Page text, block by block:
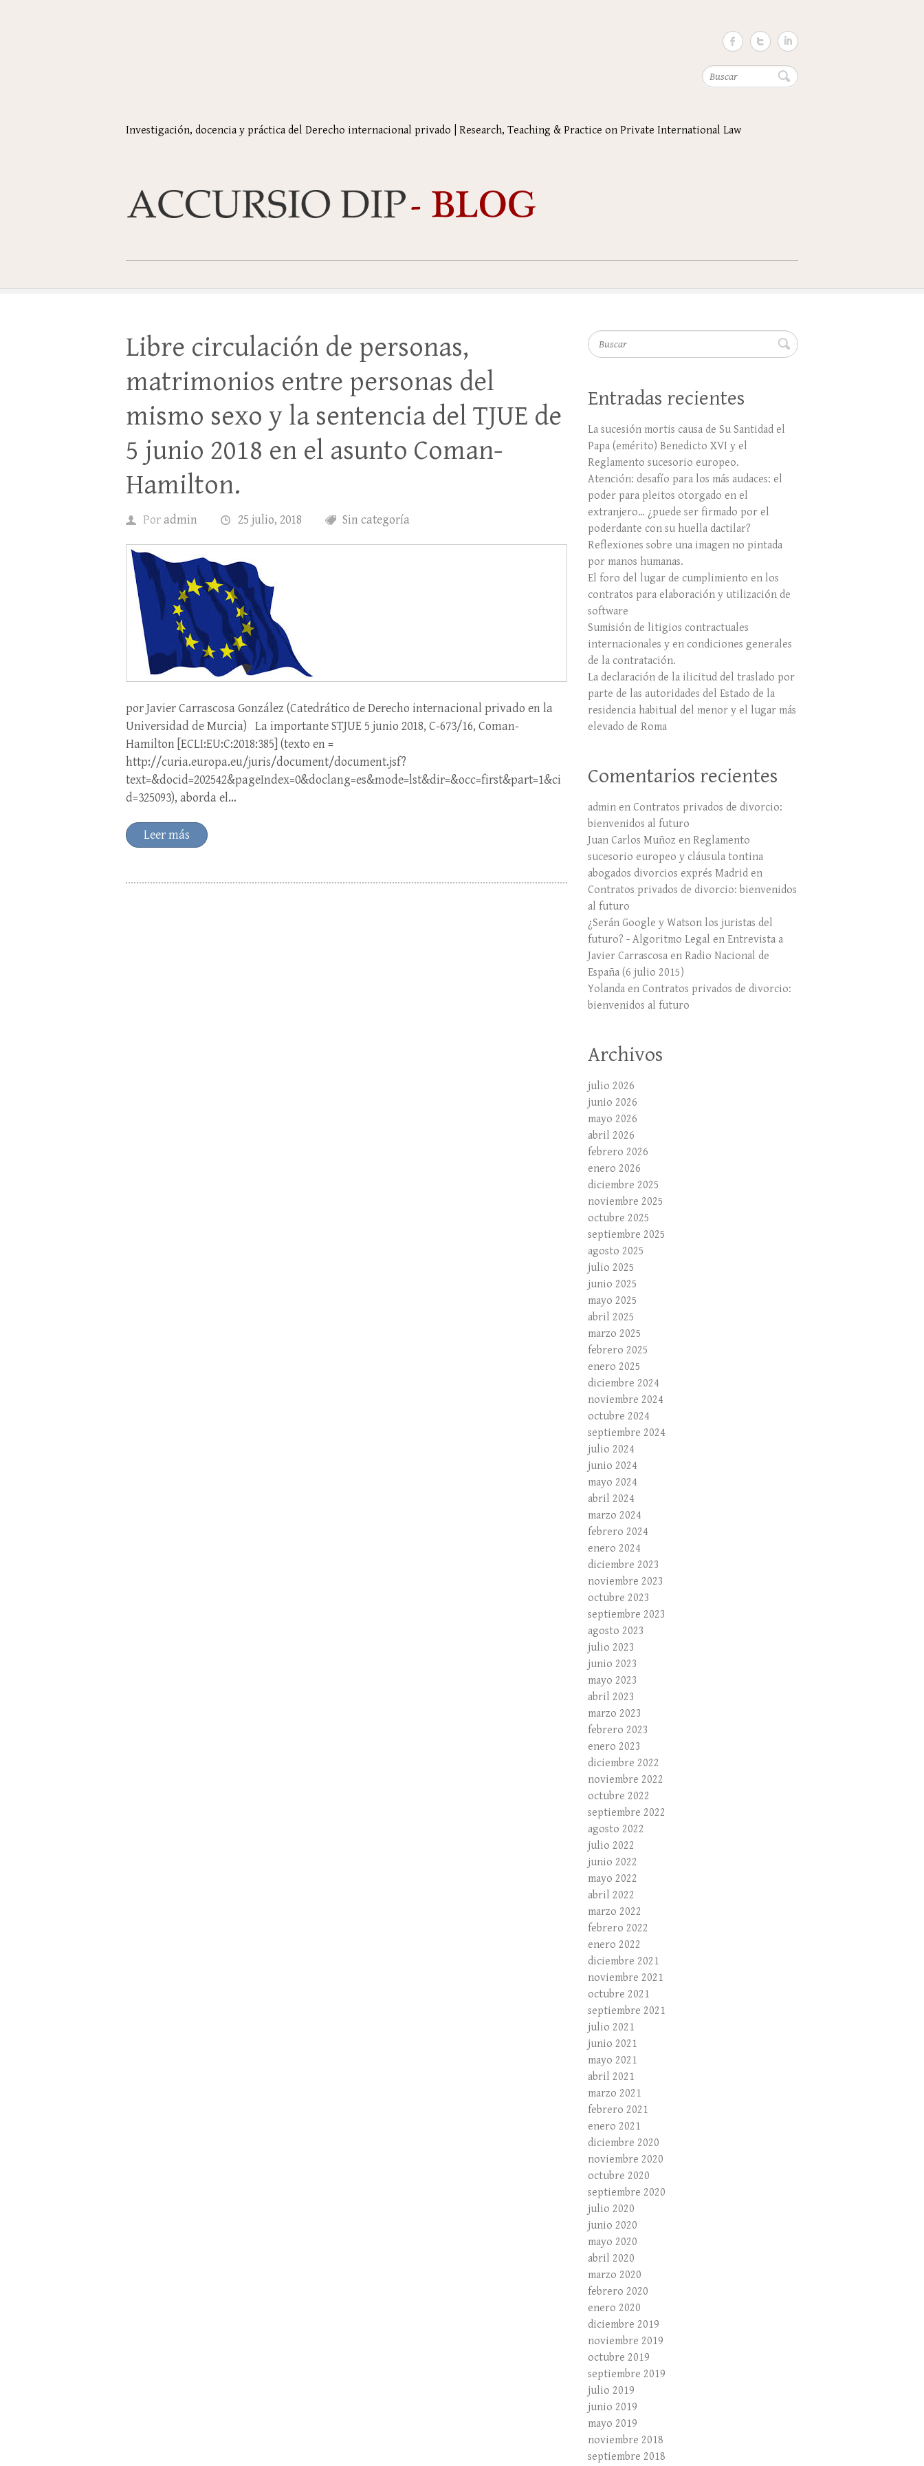
Buscar
Investigación, docencia y práctica del Derecho internacional privado | Research, Teaching & Practice on Private International Law
Libre circulación de personas,
matrimonios entre personas del
mismo sexo y la sentencia del TJUE de
5 junio 2018 en el asunto Coman-
Hamilton.
Por admin 25 julio, 2018 Sin categoría
por Javier Carrascosa González (Catedrático de Derecho internacional privado en la
Universidad de Murcia) La importante STJUE 5 junio 2018, C-673/16, Coman-
Hamilton [ECLI:EU:C:2018:385] (texto en =
http://curia.europa.eu/juris/document/document.jsf?
text=&docid=202542&pageIndex=0&doclang=es&mode=lst&dir=&occ=first&part=1&ci
d=325093), aborda el…
Leer más
Buscar
Entradas recientes
La sucesión mortis causa de Su Santidad el
Papa (emérito) Benedicto XVI y el
Reglamento sucesorio europeo.
Atención: desafío para los más audaces: el
poder para pleitos otorgado en el
extranjero… ¿puede ser firmado por el
poderdante con su huella dactilar?
Reflexiones sobre una imagen no pintada
por manos humanas.
El foro del lugar de cumplimiento en los
contratos para elaboración y utilización de
software
Sumisión de litigios contractuales
internacionales y en condiciones generales
de la contratación.
La declaración de la ilicitud del traslado por
parte de las autoridades del Estado de la
residencia habitual del menor y el lugar más
elevado de Roma
Comentarios recientes
adminen Contratos privados de divorcio:
bienvenidos al futuro
Juan Carlos Muñoz en Reglamento
sucesorio europeo y cláusula tontina
abogados divorcios exprés Madriden
Contratos privados de divorcio: bienvenidos
al futuro
¿Serán Google y Watson los juristas del
futuro? - Algoritmo Legal en Entrevista a
Javier Carrascosa en Radio Nacional de
España (6 julio 2015)
Yolandaen Contratos privados de divorcio:
bienvenidos al futuro
Archivos
julio 2026
junio 2026
mayo 2026
abril 2026
febrero 2026
enero 2026
diciembre 2025
noviembre 2025
octubre 2025
septiembre 2025
agosto 2025
julio 2025
junio 2025
mayo 2025
abril 2025
marzo 2025
febrero 2025
enero 2025
diciembre 2024
noviembre 2024
octubre 2024
septiembre 2024
julio 2024
junio 2024
mayo 2024
abril 2024
marzo 2024
febrero 2024
enero 2024
diciembre 2023
noviembre 2023
octubre 2023
septiembre 2023
agosto 2023
julio 2023
junio 2023
mayo 2023
abril 2023
marzo 2023
febrero 2023
enero 2023
diciembre 2022
noviembre 2022
octubre 2022
septiembre 2022
agosto 2022
julio 2022
junio 2022
mayo 2022
abril 2022
marzo 2022
febrero 2022
enero 2022
diciembre 2021
noviembre 2021
octubre 2021
septiembre 2021
julio 2021
junio 2021
mayo 2021
abril 2021
marzo 2021
febrero 2021
enero 2021
diciembre 2020
noviembre 2020
octubre 2020
septiembre 2020
julio 2020
junio 2020
mayo 2020
abril 2020
marzo 2020
febrero 2020
enero 2020
diciembre 2019
noviembre 2019
octubre 2019
septiembre 2019
julio 2019
junio 2019
mayo 2019
noviembre 2018
septiembre 2018